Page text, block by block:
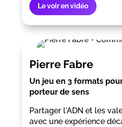
Le voir en vidéo
Pierre Fabre
Un jeu en 3 formats
porteur de sens
Partager l'ADN et les
avec une expérience